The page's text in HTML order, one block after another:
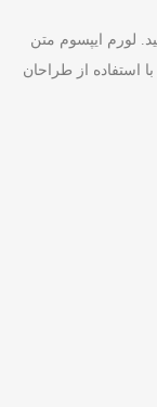
لورم ایپسوم متن
استفاده از طراحان